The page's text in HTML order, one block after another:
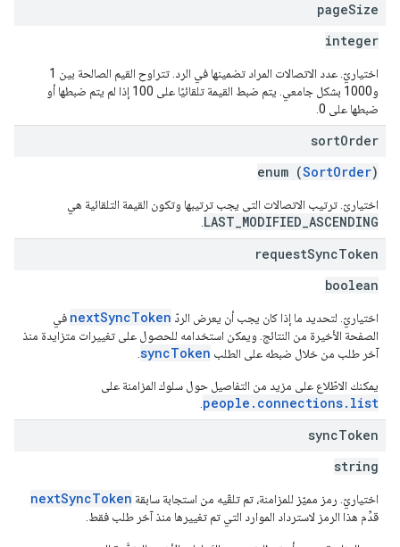
pageSize
integer
اختياريّ. عدد الاتصالات المراد تضمينها في الرد. تتراوح القيم الصالحة بين 1
و1000 بشكل جامعي. يتم ضبط القيمة تلقائيًا على 100 إذا لم يتم ضبطها أو
ضبطها على 0.
sortOrder
enum (SortOrder)
اختياريّ. ترتيب الاتصالات التي يجب ترتيبها وتكون القيمة التلقائية هي
LAST_MODIFIED_ASCENDING
requestSyncToken
boolean
اختياريّ. لتحديد ما إذا كان يجب أن يعرض الردّ nextSyncToken في
الصفحة الأخيرة من النتائج. ويمكن استخدامه للحصول على تغييرات متزايدة منذ
آخر طلب من خلال ضبطه على الطلب syncToken
يمكنك الاطّلاع على مزيد من التفاصيل حول سلوك المزامنة على
people.connections.list
syncToken
string
اختياريّ. رمز مميّز للمزامنة، تم تلقّيه من استجابة سابقة nextSyncToken
قدِّم هذا الرمز لاسترداد الموارد التي تم تغييرها منذ آخر طلب فقط.